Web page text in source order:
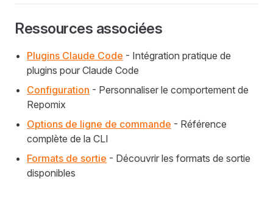
Ressources associées
Plugins Claude Code - Intégration pratique de
plugins pour Claude Code
Configuration - Personnaliser le comportement de
Repomix
Options de ligne de commande - Référence
complète de la CLI
Formats de sortie - Découvrir les formats de sortie
disponibles